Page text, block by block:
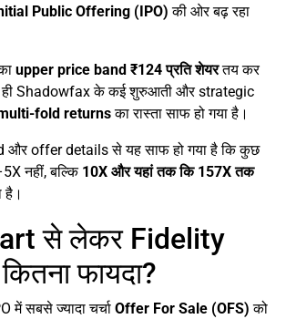
Public Offering (IPO) की ओर बढ़ रहा
upper price band ₹124 प्रति शेयरतय कर
ही Shadowfax के कई शुरुआती और strategic
fold returnsका रास्ता साफ हो गया है।
और offer details से यह साफ हो गया है कि कुछ
नहीं, बल्कि 10X और यहां तक कि 157X तक
है।
से लेकर Fidelity
फायदा?
सबसे ज्यादा चर्चा Offer For Sale (OFS) को